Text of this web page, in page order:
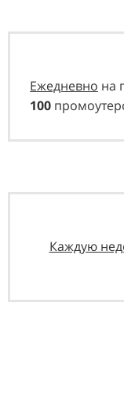
Ежедневно на
100
Каждую